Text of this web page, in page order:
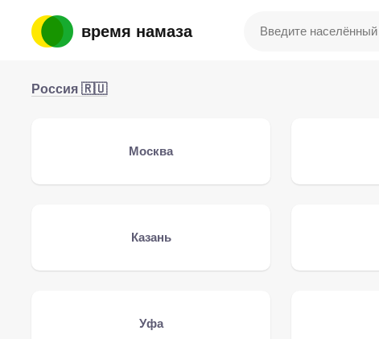
время намаза
Россия 🇷🇺
Москва
Казань
Уфа